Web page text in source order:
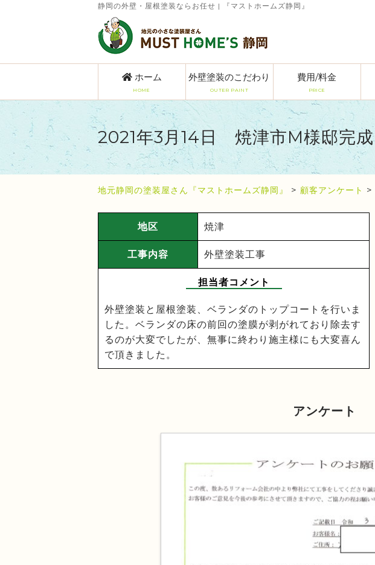
静岡の外壁・屋根塗装ならお任せ | 『マストホームズ静岡』
ホーム
HOME
外壁塗装のこだわり
OUTER PAINT
費用/料金
PRICE
2021年3月14日 焼津市M様邸完成
地元静岡の塗装屋さん『マストホームズ静岡』 > 顧客アンケート >
地区 焼津
工事内容 外壁塗装工事
担当者コメント
外壁塗装と屋根塗装、ベランダのトップコートを行いま
した。ベランダの床の前回の塗膜が剥がれており除去す
るのが大変でしたが、無事に終わり施主様にも大変喜ん
で頂きました。
アンケート